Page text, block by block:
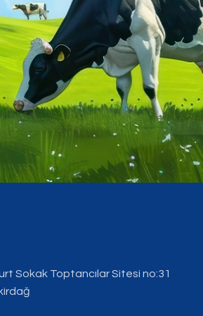
Sokak Toptancılar Sitesi no:31